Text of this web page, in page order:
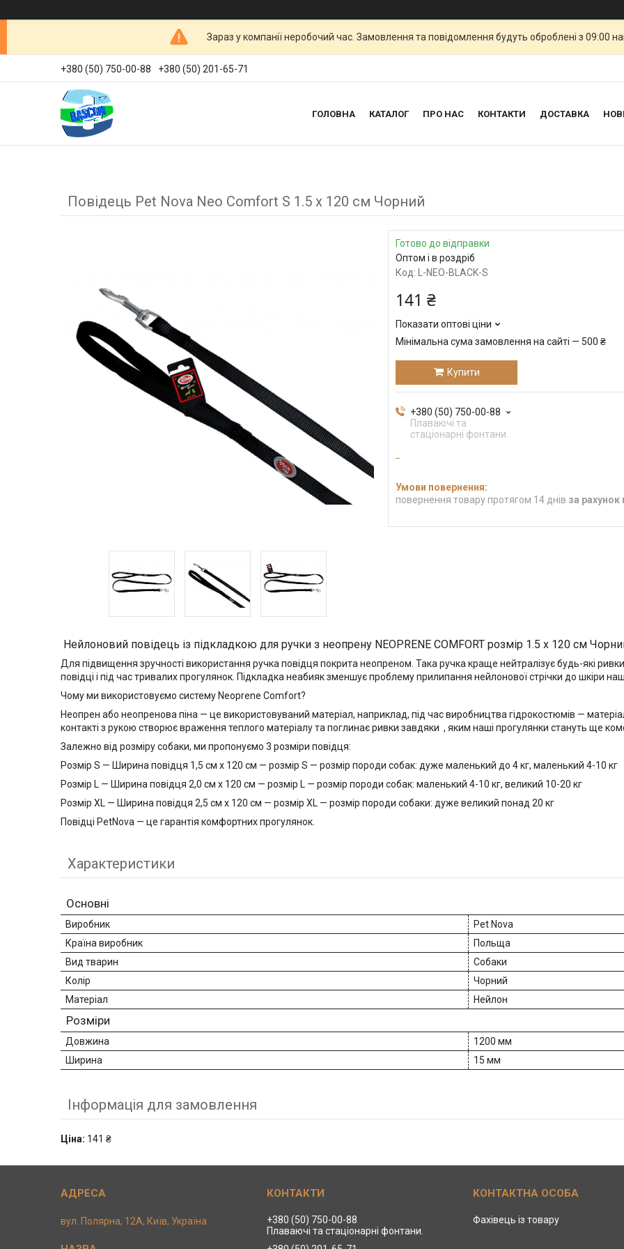
Зараз у компанії неробочий час. Замовлення та повідомлення будуть оброблені з 09:00
+380 (50) 750-00-88 +380 (50) 201-65-71
ГОЛОВНА КАТАЛОГ ПРО НАС КОНТАКТИ ДОСТАВКА
Повідець Pet Nova Neo Comfort S 1.5 х 120 см Чорний
Готово до відправки
Оптом і в роздріб
Код: L-NEO-BLACK-S
141 ₴
Показати оптові ціни
Мінімальна сума замовлення на сайті — 500 ₴
Купити
+380 (50) 750-00-88
Плаваючі та
стаціонарні фонтани.
повернення товару протягом 14 днів за рахунок
Нейлоновий повідець із підкладкою для ручки з неопрену NEOPRENE COMFORT розмір 1.5 х 120 см
Для підвищення зручності використання ручка повідця покрита неопреном. Така ручка краще нейтралізує будь-які
повідці і під час тривалих прогулянок. Підкладка неабияк зменшує проблему прилипання нейлонової стрічки до шкіри
Чому ми використовуємо систему Neoprene Comfort?
Неопрен або неопренова піна — це використовуваний матеріал, наприклад, під час виробництва гідрокостюмів —
контакті з рукою створює враження теплого матеріалу та поглинає ривки завдяки , яким наші прогулянки стануть ще
Залежно від розміру собаки, ми пропонуємо 3 розміри повідця:
Розмір S — Ширина повідця 1,5 см х 120 см — розмір S — розмір породи собак: дуже маленький до 4 кг, маленький 4-10 кг
Розмір L — Ширина повідця 2,0 см x 120 см — розмір L — розмір породи собак: маленький 4-10 кг, великий 10-20 кг
Розмір XL — Ширина повідця 2,5 см х 120 см — розмір XL — розмір породи собаки: дуже великий понад 20 кг
Повідці PetNova — це гарантія комфортних прогулянок.
Характеристики
Основні
Виробник
Pet Nova
Країна виробник
Польща
Вид тварин
Собаки
Колір
Чорний
Матеріал
Нейлон
Розміри
Довжина
1200 мм
Ширина
15 мм
Інформація для замовлення
Ціна: 141 ₴
вул. Полярна, 12А, Київ, Україна
+380 (50) 750-00-88
Плаваючі та стаціонарні фонтани.
Фахівець із товару